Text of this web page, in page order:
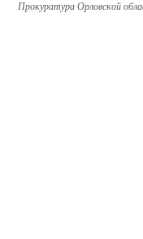
Прокуратура Орловской